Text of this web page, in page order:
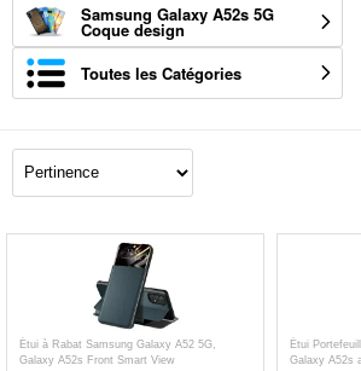
Samsung Galaxy A52s 5G
Coque design
Toutes les Catégories
Étui à Rabat Samsung Galaxy A52 5G,
Galaxy A52s Front Smart View
Étui
Galaxy A52s